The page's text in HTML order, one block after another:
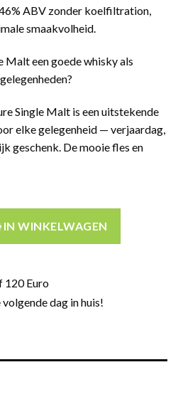
ABV zonder koelfiltration,
smaakvolheid.
Malt een goede whisky als
Single Malt is een uitstekende
elke gelegenheid — verjaardag,
geschenk. De mooie fles en
70cl aantal
IN WINKELWAGEN
120 Euro
dag in huis!